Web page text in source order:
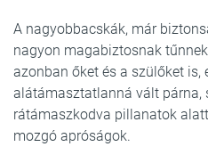
A nagyobbacskák, már
nagyon magabiztosnak
azonban őket és a szülőket is,
alátámasztatlanná vált párna,
rátámaszkodva pillanatok
mozgó apróságok.